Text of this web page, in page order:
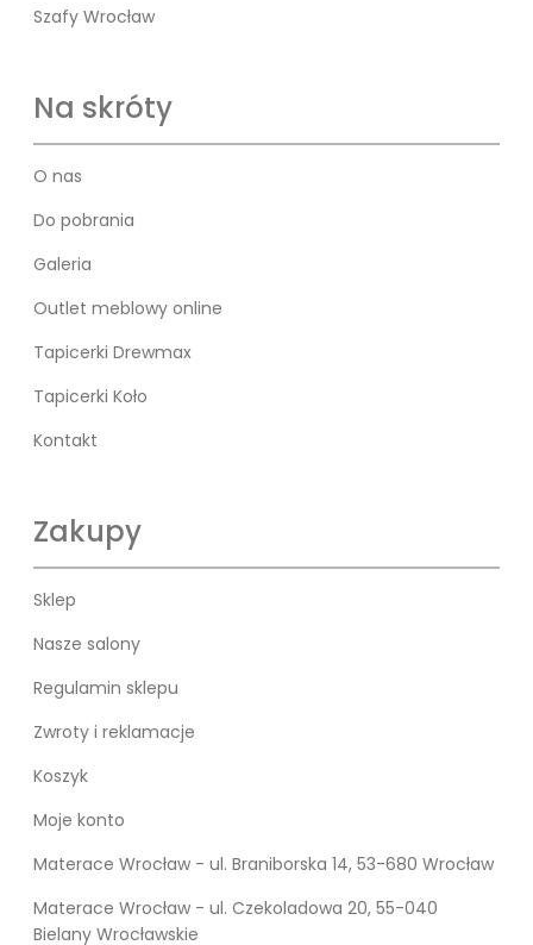
Szafy Wrocław
Na skróty
O nas
Do pobrania
Galeria
Outlet meblowy online
Tapicerki Drewmax
Tapicerki Koło
Kontakt
Zakupy
Sklep
Nasze salony
Regulamin sklepu
Zwroty i reklamacje
Koszyk
Moje konto
Materace Wrocław - ul. Braniborska 14, 53-680 Wrocław
Materace Wrocław - ul. Czekoladowa 20, 55-040
Bielany Wrocławskie